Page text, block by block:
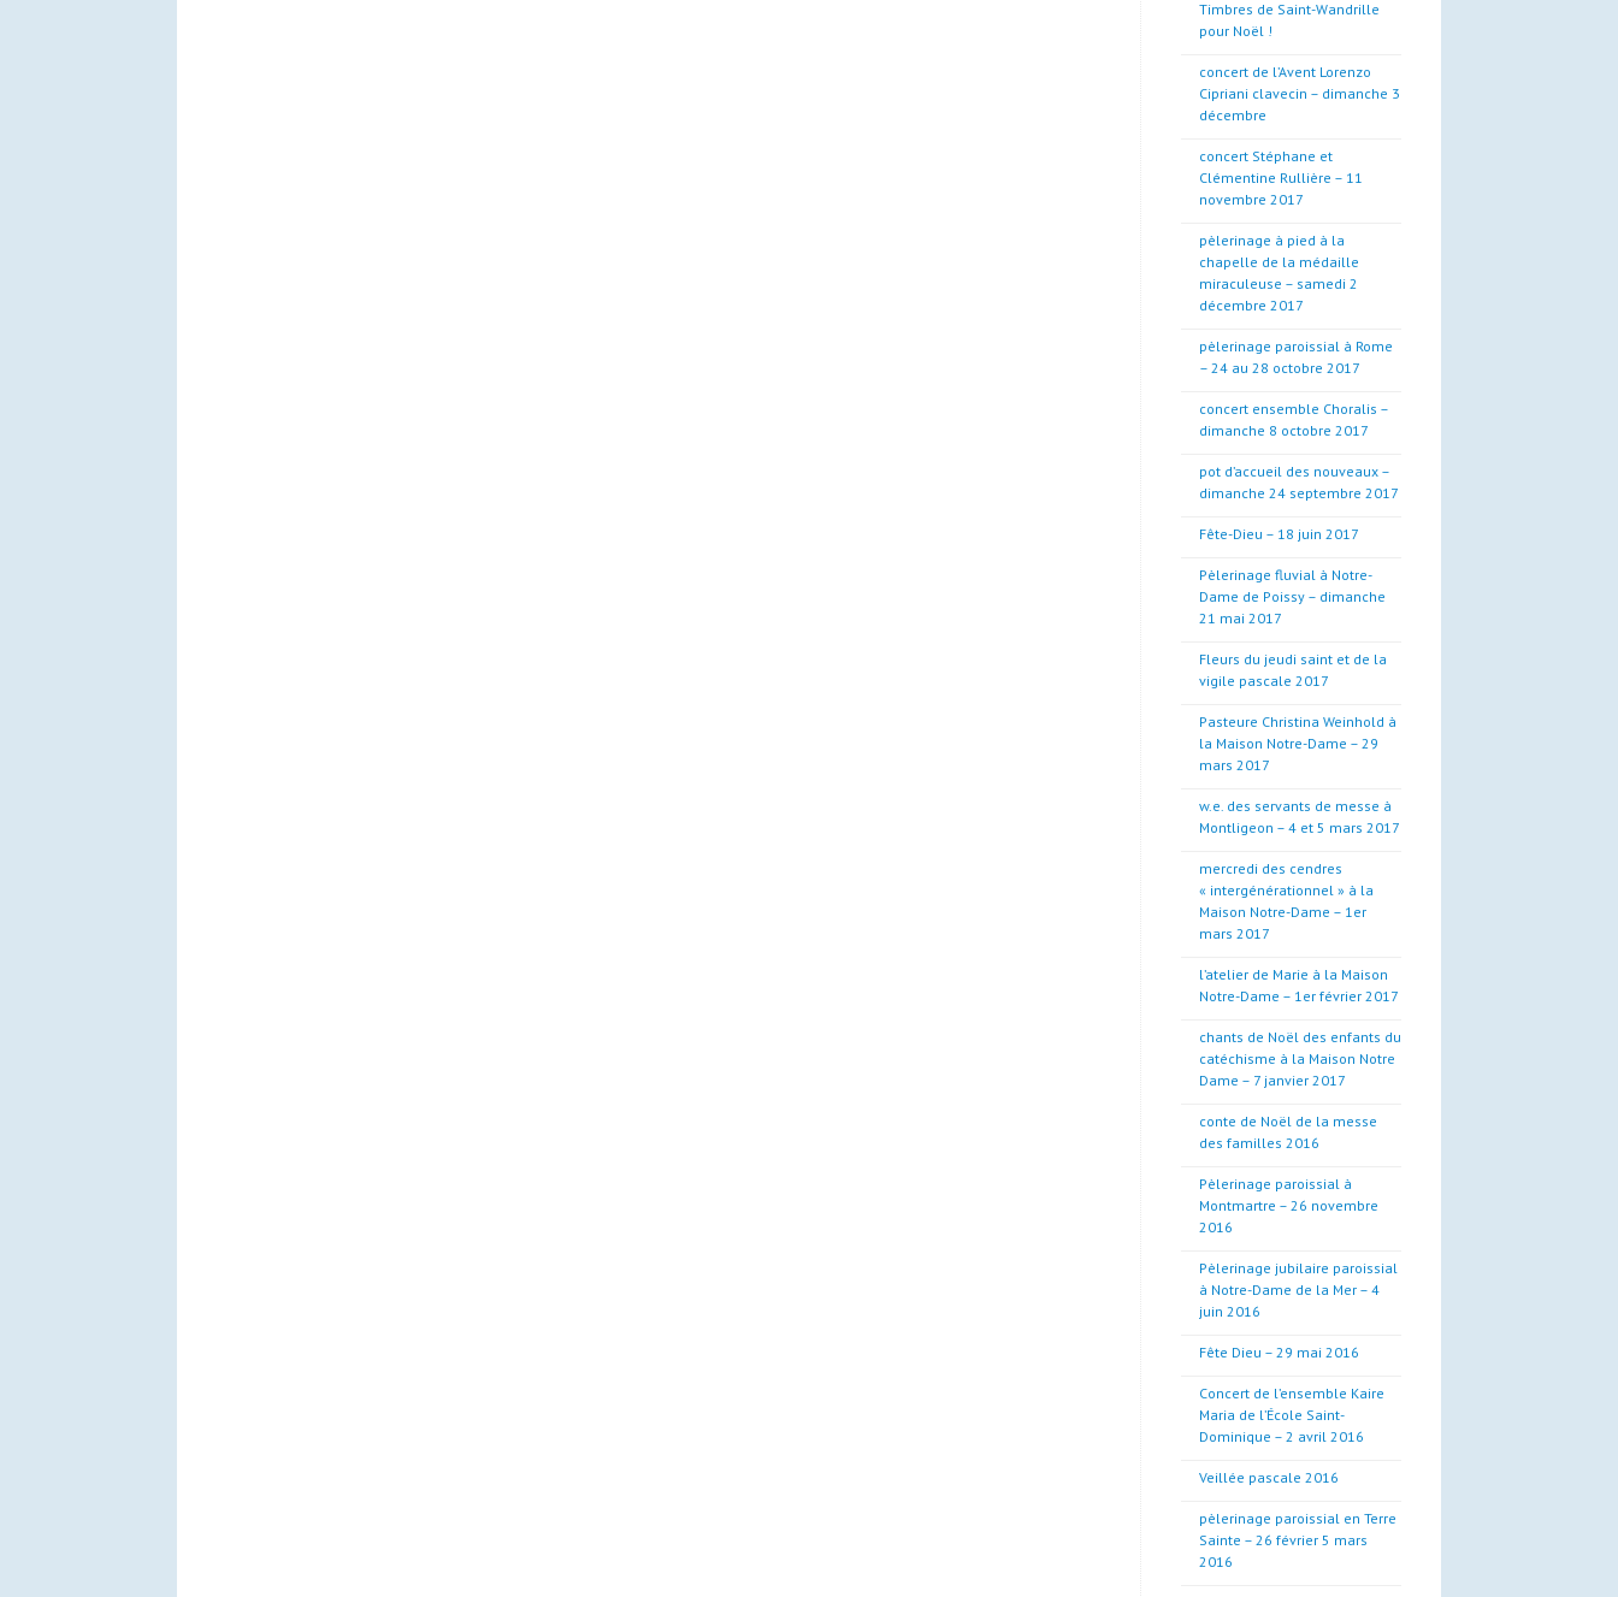
Timbres de Saint-Wandrille
pour Noël !
concert de l’Avent Lorenzo
Cipriani clavecin – dimanche 3
décembre
concert Stéphane et
Clémentine Rullière – 11
novembre 2017
pèlerinage à pied à la
chapelle de la médaille
miraculeuse – samedi 2
décembre 2017
pèlerinage paroissial à Rome
– 24 au 28 octobre 2017
concert ensemble Choralis –
dimanche 8 octobre 2017
pot d’accueil des nouveaux –
dimanche 24 septembre 2017
Fête-Dieu – 18 juin 2017
Pèlerinage fluvial à Notre-
Dame de Poissy – dimanche
21 mai 2017
Fleurs du jeudi saint et de la
vigile pascale 2017
Pasteure Christina Weinhold à
la Maison Notre-Dame – 29
mars 2017
w.e. des servants de messe à
Montligeon – 4 et 5 mars 2017
mercredi des cendres
« intergénérationnel » à la
Maison Notre-Dame – 1er
mars 2017
l’atelier de Marie à la Maison
Notre-Dame – 1er février 2017
chants de Noël des enfants du
catéchisme à la Maison Notre
Dame – 7 janvier 2017
conte de Noël de la messe
des familles 2016
Pèlerinage paroissial à
Montmartre – 26 novembre
2016
Pèlerinage jubilaire paroissial
à Notre-Dame de la Mer – 4
juin 2016
Fête Dieu – 29 mai 2016
Concert de l’ensemble Kaire
Maria de l’École Saint-
Dominique – 2 avril 2016
Veillée pascale 2016
pèlerinage paroissial en Terre
Sainte – 26 février 5 mars
2016